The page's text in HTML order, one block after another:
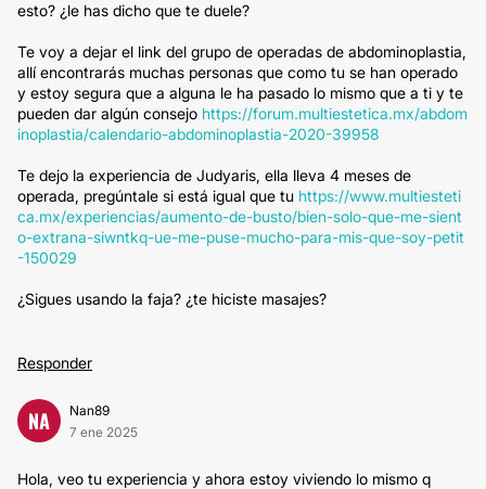
esto? ¿le has dicho que te duele?
Te voy a dejar el link del grupo de operadas de abdominoplastia,
allí encontrarás muchas personas que como tu se han operado
y estoy segura que a alguna le ha pasado lo mismo que a ti y te
pueden dar algún consejo https://forum.multiestetica.mx/abdom
inoplastia/calendario-abdominoplastia-2020-39958
Te dejo la experiencia de Judyaris, ella lleva 4 meses de
operada, pregúntale si está igual que tu https://www.multiesteti
ca.mx/experiencias/aumento-de-busto/bien-solo-que-me-sient
o-extrana-siwntkq-ue-me-puse-mucho-para-mis-que-soy-petit
-150029
¿Sigues usando la faja? ¿te hiciste masajes?
Responder
NA
Nan89
7 ene 2025
Hola, veo tu experiencia y ahora estoy viviendo lo mismo q